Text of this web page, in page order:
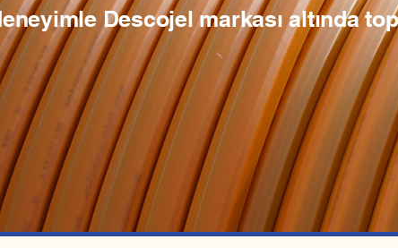
Descojel markası altında